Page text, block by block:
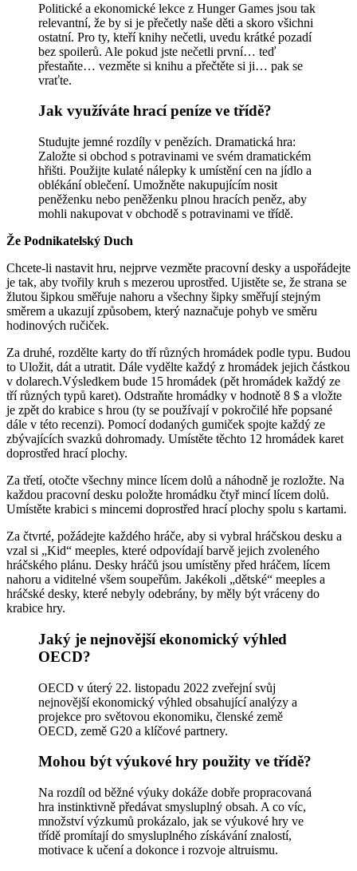
Politické a ekonomické lekce z Hunger Games jsou tak
relevantní, že by si je přečetly naše děti a skoro všichni
ostatní. Pro ty, kteří knihy nečetli, uvedu krátké pozadí
bez spoilerů. Ale pokud jste nečetli první… teď
přestaňte… vezměte si knihu a přečtěte si ji… pak se
vraťte.
Jak využíváte hrací peníze ve třídě?
Studujte jemné rozdíly v penězích. Dramatická hra:
Založte si obchod s potravinami ve svém dramatickém
hřišti. Použijte kulaté nálepky k umístění cen na jídlo a
oblékání oblečení. Umožněte nakupujícím nosit
peněženku nebo peněženku plnou hracích peněz, aby
mohli nakupovat v obchodě s potravinami ve třídě.
Že Podnikatelský Duch
Chcete-li nastavit hru, nejprve vezměte pracovní desky a uspořádejte
je tak, aby tvořily kruh s mezerou uprostřed. Ujistěte se, že strana se
žlutou šipkou směřuje nahoru a všechny šipky směřují stejným
směrem a ukazují způsobem, který naznačuje pohyb ve směru
hodinových ručiček.
Za druhé, rozdělte karty do tří různých hromádek podle typu. Budou
to Uložit, dát a utratit. Dále vydělte každý z hromádek jejich částkou
v dolarech.Výsledkem bude 15 hromádek (pět hromádek každý ze
tří různých typů karet). Odstraňte hromádky v hodnotě 8 $ a vložte
je zpět do krabice s hrou (ty se používají v pokročilé hře popsané
dále v této recenzi). Pomocí dodaných gumiček spojte každý ze
zbývajících svazků dohromady. Umístěte těchto 12 hromádek karet
doprostřed hrací plochy.
Za třetí, otočte všechny mince lícem dolů a náhodně je rozložte. Na
každou pracovní desku položte hromádku čtyř mincí lícem dolů.
Umístěte krabici s mincemi doprostřed hrací plochy spolu s kartami.
Za čtvrté, požádejte každého hráče, aby si vybral hráčskou desku a
vzal si „Kid“ meeples, které odpovídají barvě jejich zvoleného
hráčského plánu. Desky hráčů jsou umístěny před hráčem, lícem
nahoru a viditelné všem soupeřům. Jakékoli „dětské“ meeples a
hráčské desky, které nebyly odebrány, by měly být vráceny do
krabice hry.
Jaký je nejnovější ekonomický výhled
OECD?
OECD v úterý 22. listopadu 2022 zveřejní svůj
nejnovější ekonomický výhled obsahující analýzy a
projekce pro světovou ekonomiku, členské země
OECD, země G20 a klíčové partnery.
Mohou být výukové hry použity ve třídě?
Na rozdíl od běžné výuky dokáže dobře propracovaná
hra instinktivně předávat smysluplný obsah. A co víc,
množství výzkumů prokázalo, jak se výukové hry ve
třídě promítají do smysluplného získávání znalostí,
motivace k učení a dokonce i rozvoje altruismu.